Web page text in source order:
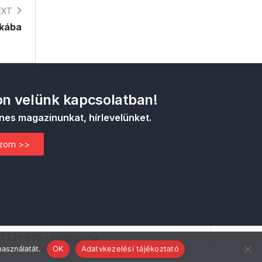
velünk kapcsolatban!
magazinunkat, hírlevelünket.
>>
OK Adatvkezelési tájékoztató